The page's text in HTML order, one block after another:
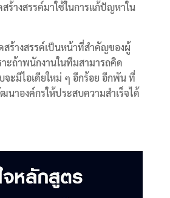
ร้างสรรค์มาใช้ในการแก้ปัญหาใน
สร้างสรรค์เป็นหน้าที่สำคัญของผู้
ะถ้าพนักงานในทีมสามารถคิด
จะมีไอเดียใหม่ ๆ อีกร้อย อีกพัน ที่
นาองค์กรให้ประสบความสำเร็จได้